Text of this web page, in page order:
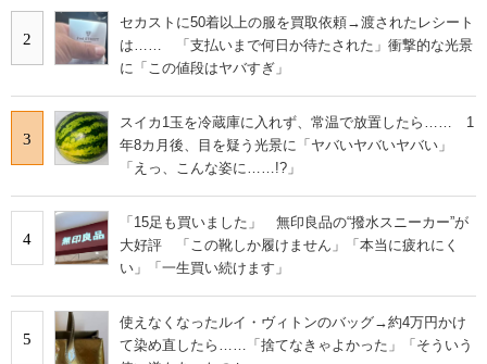
2
セカストに50着以上の服を買取依頼→渡されたレシート
は…… 「支払いまで何日か待たされた」衝撃的な光景
に「この値段はヤバすぎ」
3
スイカ1玉を冷蔵庫に入れず、常温で放置したら…… 1
年8カ月後、目を疑う光景に「ヤバいヤバいヤバい」
「えっ、こんな姿に……!?」
4
「15足も買いました」 無印良品の“撥水スニーカー”が
大好評 「この靴しか履けません」「本当に疲れにく
い」「一生買い続けます」
5
使えなくなったルイ・ヴィトンのバッグ→約4万円かけ
て染め直したら……「捨てなきゃよかった」「そういう